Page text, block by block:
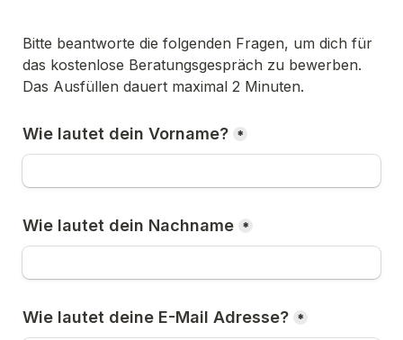
Bitte beantworte die folgenden Fragen, um dich für
das kostenlose Beratungsgespräch zu bewerben.
Das Ausfüllen dauert maximal 2 Minuten.
Wie lautet dein Vorname? *
Wie lautet dein Nachname *
Wie lautet deine E-Mail Adresse? *